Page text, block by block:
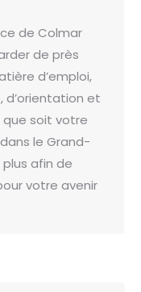
de Colmar
de près
d’emploi,
d’orientation et
que soit votre
le Grand-
afin de
votre avenir